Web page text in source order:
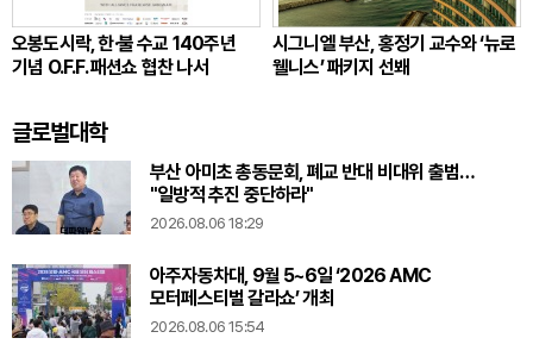
오봉도시락, 한·불 수교 140주년
기념 O.F.F. 패션쇼 협찬 나서
시그니엘 부산, 홍정기 교수와 ‘뉴로
웰니스’ 패키지 선봬
글로벌대학
부산 아미초 총동문회, 폐교 반대 비대위 출범…
"일방적 추진 중단하라"
2026.08.06 18:29
아주자동차대, 9월 5~6일 ‘2026 AMC
모터페스티벌 갈라쇼’ 개최
2026.08.06 15:54